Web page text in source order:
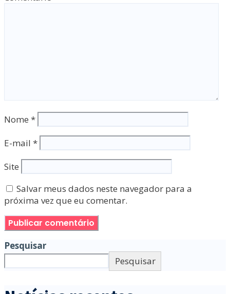
Nome *
E-mail *
Site
Salvar meus dados neste navegador para a
próxima vez que eu comentar.
Pesquisar
Pesquisar